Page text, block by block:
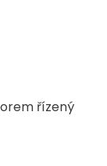
řízený